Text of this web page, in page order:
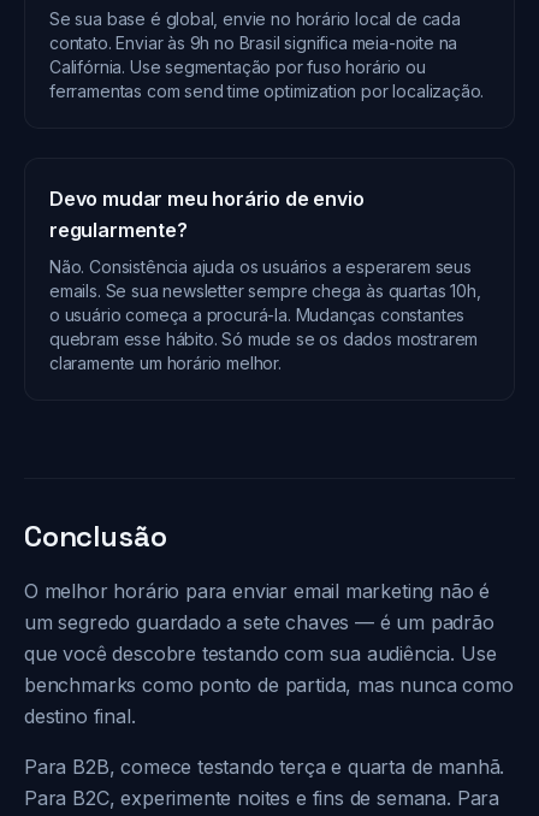
Se sua base é global, envie no horário local de cada
contato. Enviar às 9h no Brasil significa meia-noite na
Califórnia. Use segmentação por fuso horário ou
ferramentas com send time optimization por localização.
Devo mudar meu horário de envio
regularmente?
Não. Consistência ajuda os usuários a esperarem seus
emails. Se sua newsletter sempre chega às quartas 10h,
o usuário começa a procurá-la. Mudanças constantes
quebram esse hábito. Só mude se os dados mostrarem
claramente um horário melhor.
Conclusão
O melhor horário para enviar email marketing não é
um segredo guardado a sete chaves — é um padrão
que você descobre testando com sua audiência. Use
benchmarks como ponto de partida, mas nunca como
destino final.
Para B2B, comece testando terça e quarta de manhã.
Para B2C, experimente noites e fins de semana. Para